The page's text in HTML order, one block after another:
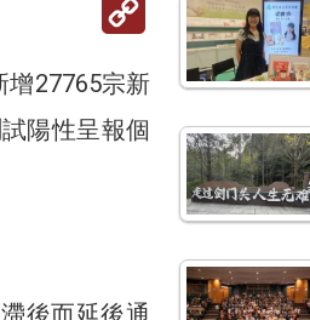
增27765宗新
陽性呈報個